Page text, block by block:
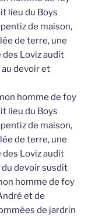
lieu du Boys
de maison,
de terre, une
des Loviz audit
devoir et
homme de foy
lieu du Boys
de maison,
de terre, une
des Loviz audit
devoir susdit
homme de foy
et de
de jardrin